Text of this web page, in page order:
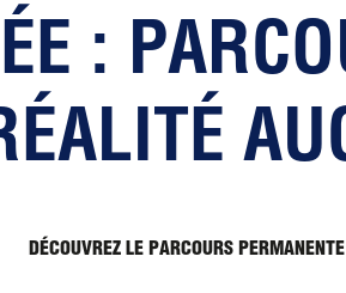
:
DÉCOUVREZ LE PARCOURS